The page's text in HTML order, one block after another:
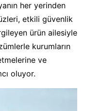
her yerinden
etkili güvenlik
ürün ailesiyle
kurumların
ve
oluyor.